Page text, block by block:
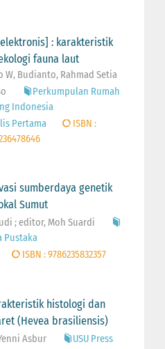
: karakteristik
fauna laut
W, Budianto, Rahmad Setia
Perkumpulan Rumah
Indonesia
Pertama
ISBN :
sumberdaya genetik
Sumut
; editor, Moh Suardi
Pustaka
ISBN : 9786235832357
histologi dan
(Hevea brasiliensis)
Asbur
USU Press